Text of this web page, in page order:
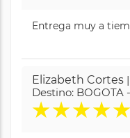
Entrega muy a
Elizabeth Cortes
Destino: BOGOTA
★★★★★